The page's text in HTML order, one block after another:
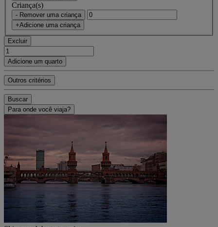
Criança(s)
- Remover uma criança
+Adicione uma criança
Excluir
Adicione um quarto
Outros critérios
Buscar
Para onde você viaja?